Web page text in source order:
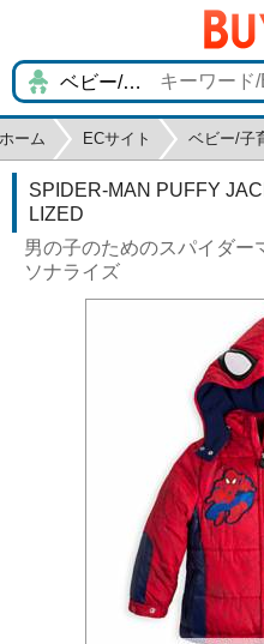
ホーム ECサイト ベビー/子
SPIDER-MAN PUFFY
LIZED
男の子のためのスパイダー
ソナライズ